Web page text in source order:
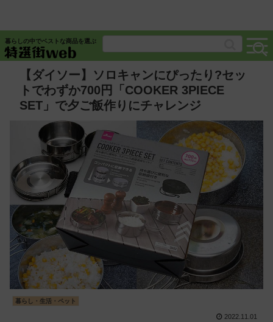
暮らしの中でベストな商品を選ぶ
【ダイソー】ソロキャンにぴったり?セッ
トでわずか700円「COOKER 3PIECE
SET」で夕ご飯作りにチャレンジ
暮らし・生活・ペット
2022.11.01